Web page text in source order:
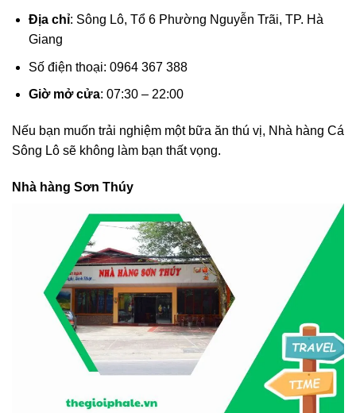
Địa chỉ: Sông Lô, Tổ 6 Phường Nguyễn Trãi, TP. Hà
Giang
Số điện thoại: 0964 367 388
Giờ mở cửa: 07:30 – 22:00
Nếu bạn muốn trải nghiệm một bữa ăn thú vị, Nhà hàng Cá
Sông Lô sẽ không làm bạn thất vọng.
Nhà hàng Sơn Thúy